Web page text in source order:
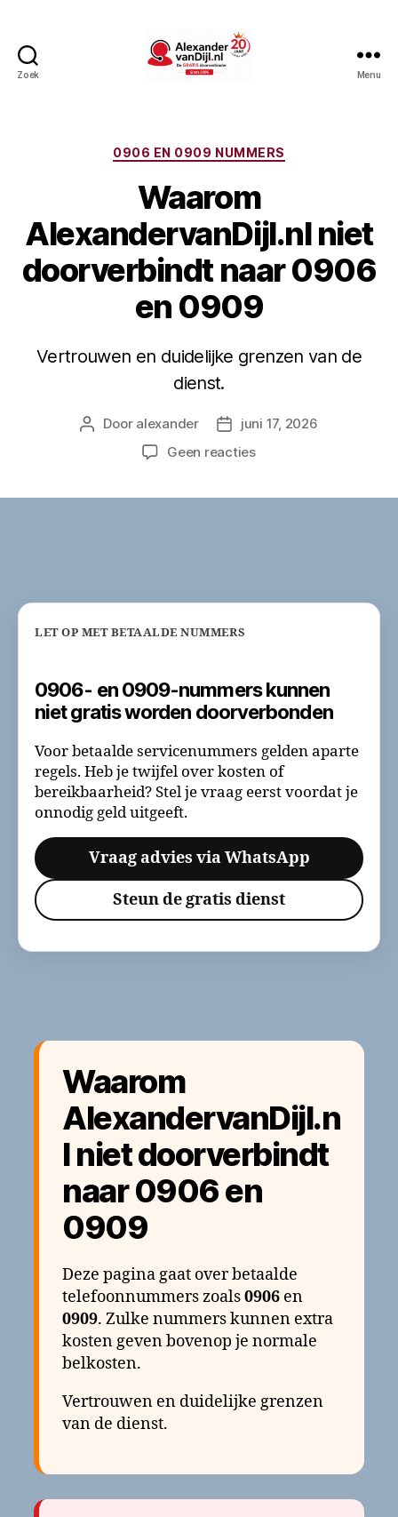
Zoek Menu
Categorieën
0906 EN 0909 NUMMERS
Waarom
AlexandervanDijl.nl niet
doorverbindt naar 0906
en 0909
Vertrouwen en duidelijke grenzen van de
dienst.
Berichtauteur
Door alexander Berichtdatum
juni 17, 2026
Geen reactiesop
0909
LET OP MET BETAALDE NUMMERS
0906- en 0909-nummers kunnen
niet gratis worden doorverbonden
Voor betaalde servicenummers gelden aparte
regels. Heb je twijfel over kosten of
bereikbaarheid? Stel je vraag eerst voordat je
onnodig geld uitgeeft.
Vraag advies via WhatsApp
Steun de gratis dienst
Waarom
AlexandervanDijl.n
l niet doorverbindt
naar 0906 en
0909
Deze pagina gaat over betaalde
telefoonnummers zoals0906 en
0909. Zulke nummers kunnen extra
kosten geven bovenop je normale
belkosten.
Vertrouwen en duidelijke grenzen
van de dienst.